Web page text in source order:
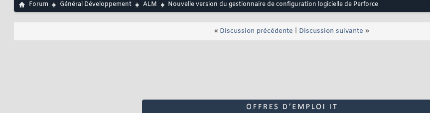
Forum
Général Développement ALM Nouvelle version du gestionnaire de configuration logicielle de Perforce
« Discussion précédente Discussion suivante »